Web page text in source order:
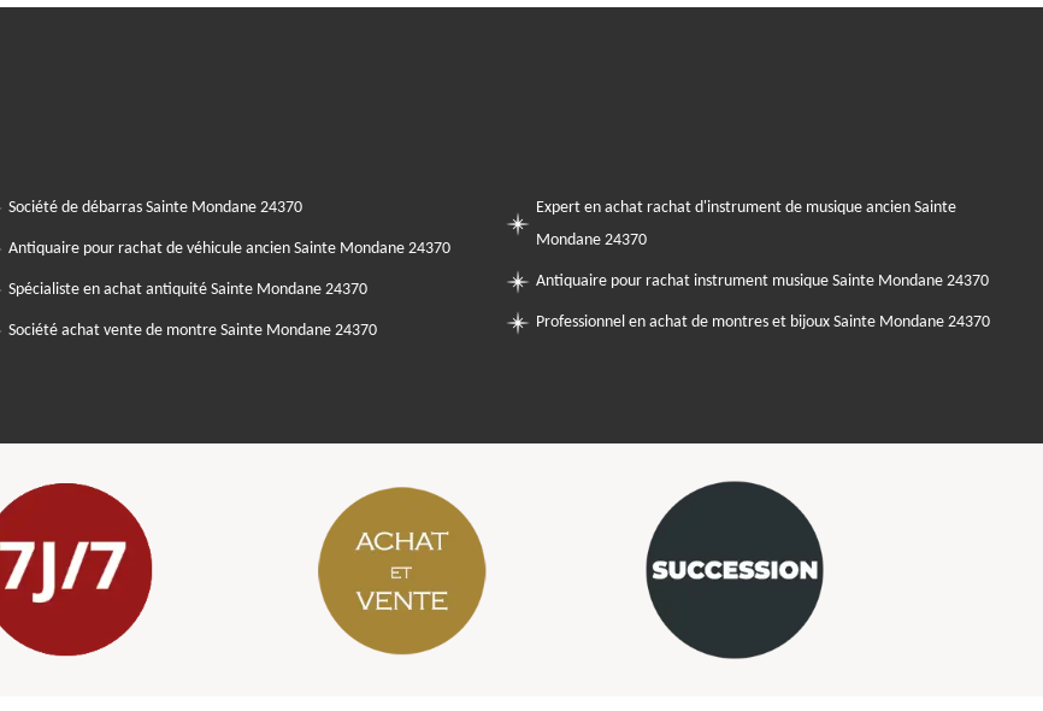
Société de débarras Sainte Mondane 24370
Antiquaire pour rachat de véhicule ancien Sainte Mondane 24370
Spécialiste en achat antiquité Sainte Mondane 24370
Société achat vente de montre Sainte Mondane 24370
Expert en achat rachat d'instrument de musique ancien Sainte
Mondane 24370
Antiquaire pour rachat instrument musique Sainte Mondane 24370
Professionnel en achat de montres et bijoux Sainte Mondane 24370